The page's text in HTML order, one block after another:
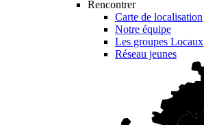
Rencontrer
Carte de localisation
Notre équipe
Les groupes Locaux
Réseau jeunes